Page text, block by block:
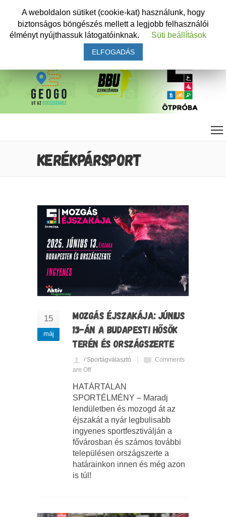
KERÉKPÁRSPORT
15
máj
MOZGÁS ÉJSZAKÁJA: JÚNIUS
13-ÁN A BUDAPESTI HŐSÖK
TERÉN ÉS ORSZÁGSZERTE
/ Sportágválasztó
Comments
are Off
HATÁRTALAN
SPORTÉLMÉNY – Maradj
lendületben és mozogd át az
éjszakát a nyár legbulisabb
ingyenes sportfesztiválján a
fővárosban és számos további
településen országszerte a
határainkon innen és még azon
is túl!
A weboldalon sütiket (cookie-kat) használunk, hogy
biztonságos böngészés mellett a legjobb felhasználói
élményt nyújthassuk látogatóinknak.
Süti beállítások
ELFOGADÁS